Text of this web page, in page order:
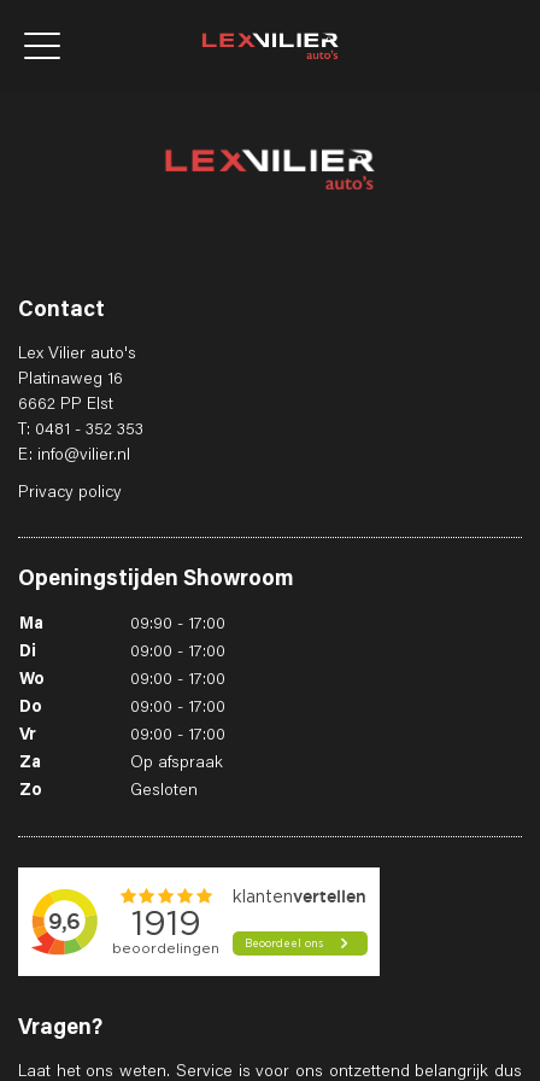
Contact
Lex Vilier auto's
Platinaweg 16
6662 PP Elst
T: 0481 - 352 353
E: info@vilier.nl
Privacy policy
Openingstijden Showroom
Ma
09:90 - 17:00
Di
09:00 - 17:00
Wo
09:00 - 17:00
Do
09:00 - 17:00
Vr
09:00 - 17:00
Za
Op afspraak
Zo
Gesloten
Vragen?
Laat het ons weten. Service is voor ons ontzettend belangrijk dus